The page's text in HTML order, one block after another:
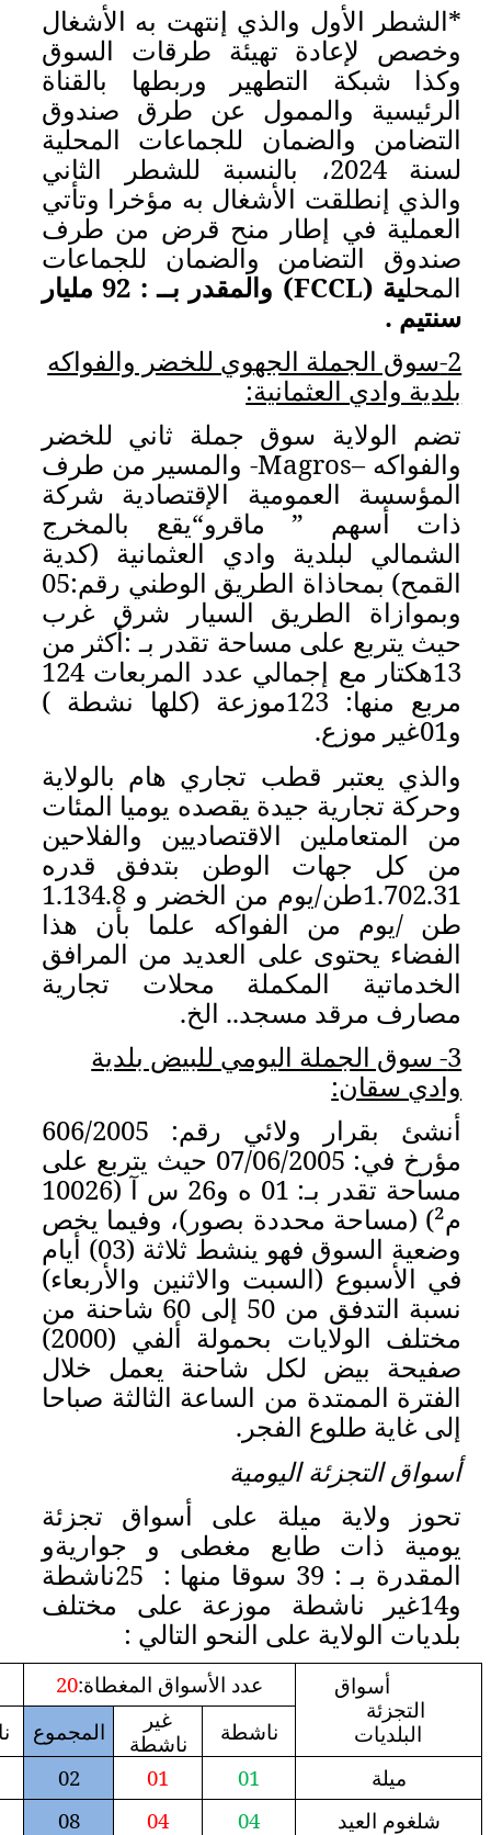
به الأشغال
طرقات السوق
بالقناة
عن طرق صندوق
المحلية
للشطر الثاني
به مؤخرا وتأتي
قرض من طرف
للجماعات
) والمقدر بــ : 92 مليار
والفواكه
ثاني للخضر
من طرف
شركة
بالمخرج
العثمانية (كدية
القمح) بمحاذاة الطريق الوطني رقم:05
شرق غرب
بـ :أكثر من
المربعات 124
123موزعة (كلها نشطة )
هام بالولاية
يوميا المئات
والفلاحين
بتدفق قدره
و 1. 134.8
علما بأن هذا
من المرافق
محلات تجارية
للبيض بلدية
قرار ولائي رقم: 606/2005
مؤرخ في: 07/06/2005 حيث يتربع على
مساحة تقدر بـ: 01 ه و26 س آ (10026
وفيما يخص
(03) أيام
والأربعاء)
نسبة التدفق من 50 إلى 60 شاحنة من
مختلف الولايات بحمولة ألفي (2000)
يعمل خلال
الثالثة صباحا
أسواق تجزئة
و جواريةو
منها :25 ناشطة
على مختلف
التالي :
الأسواق المغطاة: عدد الأسواق الجوارية:19
غير
ناشطة
المجموع ناشطة
غير
ناشطة
المجموع
01
00
01
01
04
02
00
02